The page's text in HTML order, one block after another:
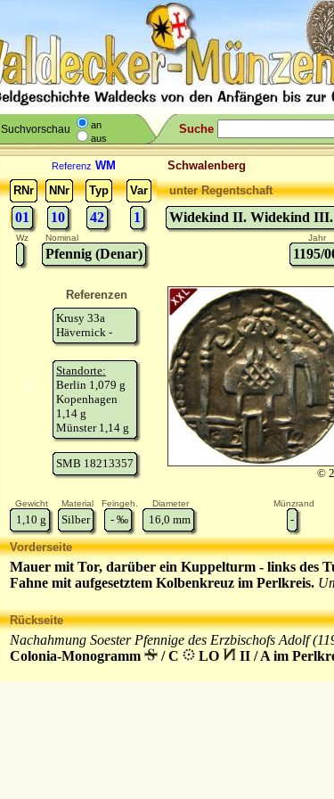
Suchvorschau
an
aus
Suche
Referenz WM Schwalenberg
RNr
NNr Typ Var
01 10 42 1
unter Regentschaft
Widekind II. Widekind
Wz Nominal Jahr
Pfennig (Denar) 1195/
Referenzen
Krusy 33a
Hävernick -
Standorte:
Berlin 1,079 g
Kopenhagen
1,14 g
Münster 1,14 g
SMB 18213357
©
Gewicht Material Feingeh. Diameter Münzrand
1,10 g Silber - ‰ 16,0 mm -
Vorderseite
Mauer mit Tor, darüber ein Kuppelturm - links des
Fahne mit aufgesetztem Kolbenkreuz im Perlkreis.
Rückseite
Nachahmung Soester Pfennige des Erzbischofs Adolf
Colonia-Monogramm
/ C LO II / A im